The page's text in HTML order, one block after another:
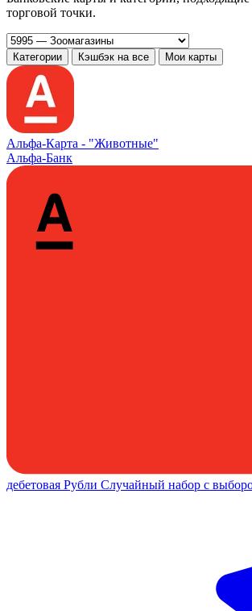
торговой точки.
Категории Кэшбэк на все Мои карты
Альфа‑Карта - "Животные"
Альфа-Банк
дебетовая Рубли Случайный набор с